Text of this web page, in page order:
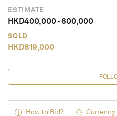
ESTIMATE
HKD400,000-600,000
SOLD
HKD819,000
How to Bid? Currency